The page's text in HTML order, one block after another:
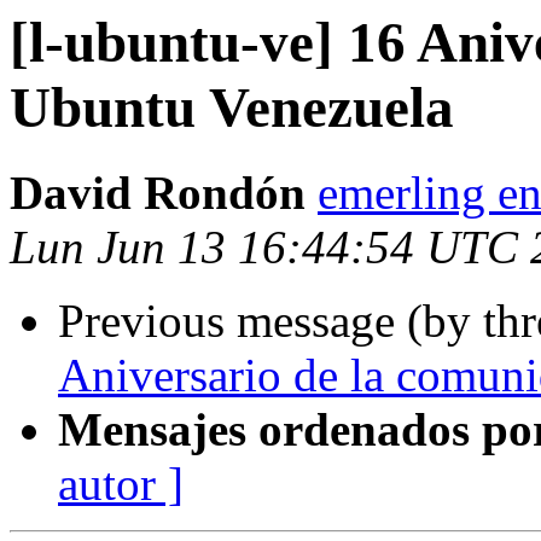
[l-ubuntu-ve] 16
Ubuntu Venezuela
David Rondón emerling
Lun Jun 13 16:44:54 UTC
Previous message (by
Aniversario de la
Mensajes ordenados
autor ]